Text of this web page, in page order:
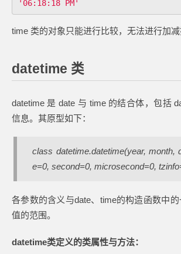
'06:18:18 PM'
time 类的对象只能进行比较，无法进行加减
datetime 类
datetime 是 date 与 time 的结合体，包括
信息。其原型如下：
class datetime.datetime(year, month,
e=0, second=0, microsecond=0,
各参数的含义与date、time的构造函数中
值的范围。
datetime类定义的类属性与方法：